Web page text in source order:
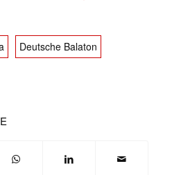
Deutsche Balaton